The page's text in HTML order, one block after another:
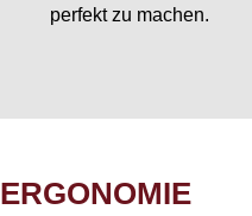
perfekt zu machen.
ERGONOMIE